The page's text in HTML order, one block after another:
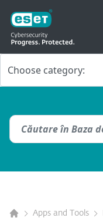
Apps and Tools